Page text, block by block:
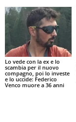
Lo vede con la ex e lo
scambia per il nuovo
compagno, poi lo investe
e lo uccide: Federico
Venco muore a 36 anni